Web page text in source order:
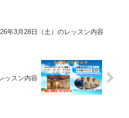
年3月28日（土）のレッスン内容
ッスン内容